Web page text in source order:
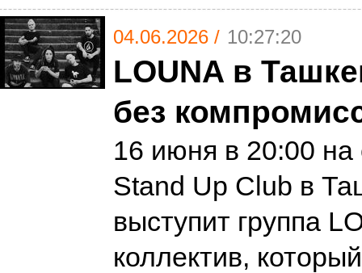
04.06.2026 / 10:27:20
LOUNA в
без
16 июня в 20:00 на
Stand Up Club в
выступит группа
коллектив,